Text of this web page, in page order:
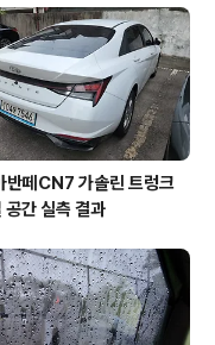
반떼CN7 가솔린 트렁크
공간 실측 결과